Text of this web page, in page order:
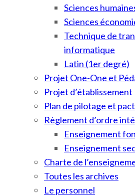
Sciences
Sciences
Technique de
informatique
Latin (1er degré)
Projet One-One et
Projet d’établissement
Plan de pilotage et
Règlement d’ordre
Enseignement
Enseignement
Charte de
Toutes les archives
Le personnel